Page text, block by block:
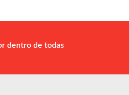
dentro de todas